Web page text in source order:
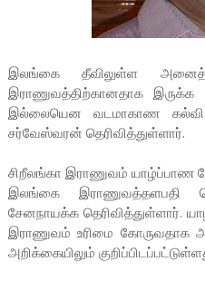
இலங்கை தீவிலுள்ள
இராணுவத்திற்கானதாக இருக்க
இல்லையென வடமாகாண கல்வி
சர்வேஸ்வரன் தெரிவித்துள்ளார்.
சிறீலங்கா இராணுவம் யாழ்ப்பாண
இலங்கை இராணுவத்தளபதி
சேனநாயக்க
இராணுவம் உரிமை கோருவதாக
அறிக்கையிலும்